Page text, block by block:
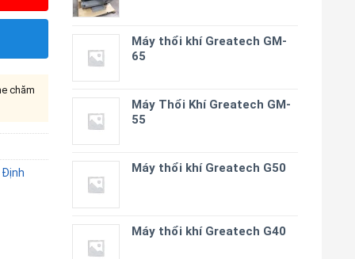
Máy thổi khí Greatech GM-
65
Máy Thổi Khí Greatech GM-
55
Máy thổi khí Greatech G50
Máy thổi khí Greatech G40
chăm